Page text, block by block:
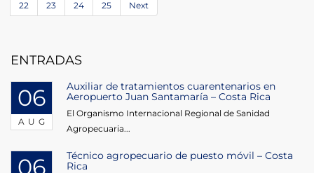
22 23 24 25 Next
ENTRADAS
06
AUG
Auxiliar de tratamientos cuarentenarios en
Aeropuerto Juan Santamaría – Costa Rica
El Organismo Internacional Regional de Sanidad
Agropecuaria...
06
Técnico agropecuario de puesto móvil – Costa
Rica